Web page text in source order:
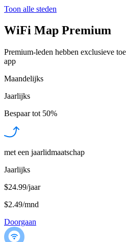
Toon alle steden
WiFi Map Premium
Premium-leden hebben exclusieve
app
Maandelijks
Jaarlijks
Bespaar tot 50%
met een jaarlidmaatschap
Jaarlijks
$24.99/jaar
$2.49/mnd
Doorgaan